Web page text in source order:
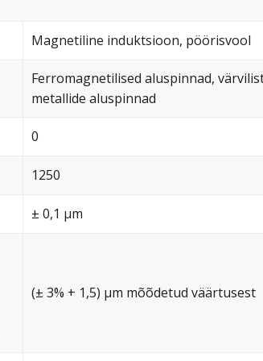
Magnetiline induktsioon, pöörisvool
Ferromagnetilised aluspinnad,
metallide aluspinnad
0
1250
± 0,1 µm
(± 3% + 1,5) µm mõõdetud väärtusest